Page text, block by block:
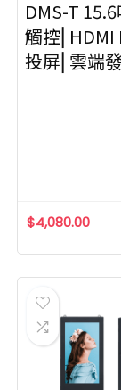
DMS-T
觸控⎜HDMI
投屏⎜雲端
$4,080.00